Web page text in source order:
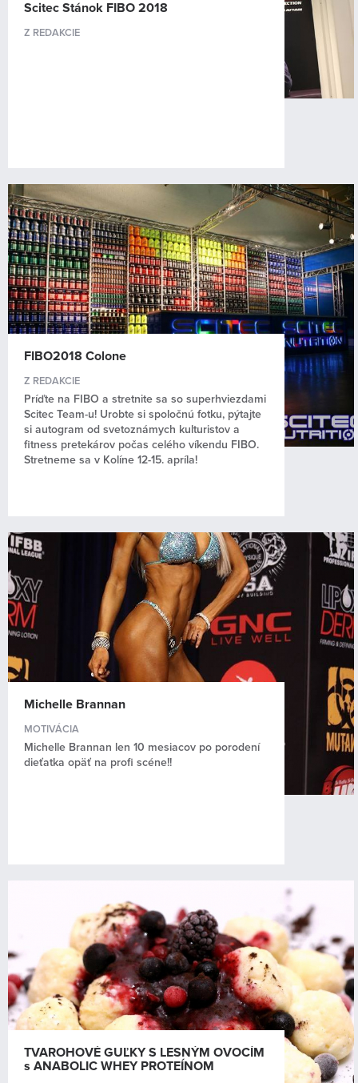
Scitec Stánok FIBO 2018
Z REDAKCIE
FIBO2018 Colone
Z REDAKCIE
Príďte na FIBO a stretnite sa so superhviezdami
Scitec Team-u! Urobte si spoločnú fotku, pýtajte
si autogram od svetoznámych kulturistov a
fitness pretekárov počas celého víkendu FIBO.
Stretneme sa v Kolíne 12-15. apríla!
Michelle Brannan
MOTIVÁCIA
Michelle Brannan len 10 mesiacov po porodení
dieťatka opäť na profi scéne!!
TVAROHOVÉ GUĽKY S LESNÝM OVOCÍM
s ANABOLIC WHEY PROTEÍNOM